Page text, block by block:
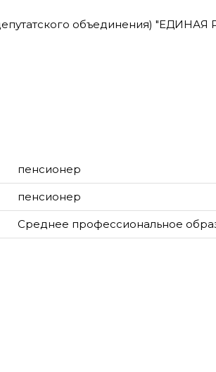
объединения)
пенсионер
пенсионер
Среднее профессиональное